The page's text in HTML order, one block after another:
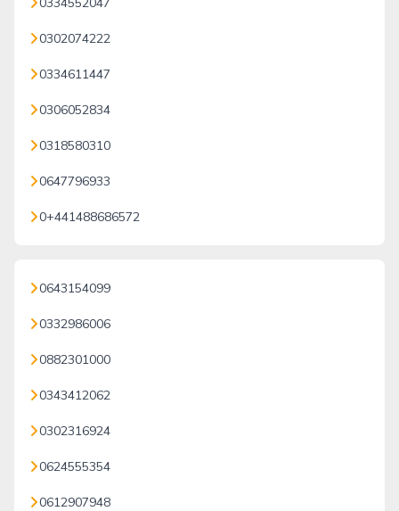
0302074222
0334611447
0306052834
0318580310
0647796933
0+441488686572
0643154099
0332986006
0882301000
0343412062
0302316924
0624555354
0612907948